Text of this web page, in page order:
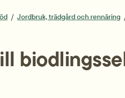
Jordbruk, trädgård och rennäring